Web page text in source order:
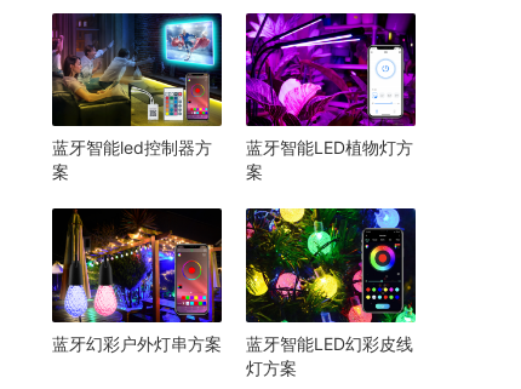
蓝牙智能led控制器方
案
蓝牙智能LED植物灯方
案
蓝牙幻彩户外灯串方案
蓝牙智能LED幻彩皮线
灯方案